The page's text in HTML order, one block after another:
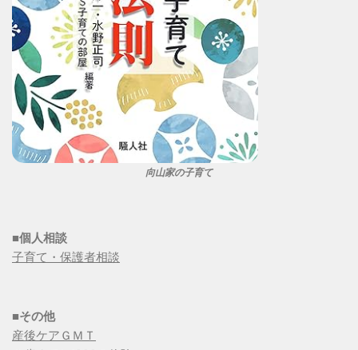
向山家の子育て
■個人相談
子育て・保護者相談
■その他
産後ケアＧＭＴ